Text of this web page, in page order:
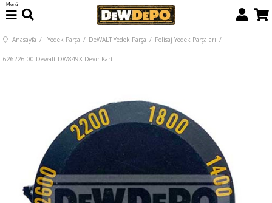
Menü
Anasayfa Yedek Parça DeWALT Yedek Parça Polisaj Yedek Parçaları
626226-00 Dewalt DW849X Devir Kartı